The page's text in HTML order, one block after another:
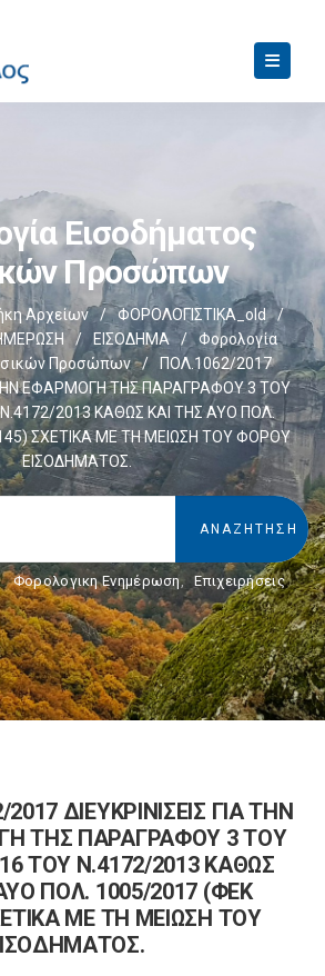
Εισοδήματος
Προσώπων
Αρχείων / ΦΟΡΟΛΟΓΙΣΤΙΚΑ_old
/
/ ΕΙΣΟΔΗΜΑ /
Φορολογία
Προσώπων
/
ΠΟΛ.1062/2017
ΤΗΝ ΕΦΑΡΜΟΓΗ ΤΗΣ ΠΑΡΑΓΡΑΦΟΥ 3 ΤΟΥ
2013 ΚΑΘΩΣ ΚΑΙ ΤΗΣ ΑΥΟ ΠΟΛ.
ΣΧΕΤΙΚΑ ΜΕ ΤΗ ΜΕΙΩΣΗ ΤΟΥ ΦΟΡΟΥ
ΕΙΣΟΔΗΜΑΤΟΣ.
Φορολογικη Ενημέρωση, Επιχειρήσεις
ΔΙΕΥΚΡΙΝΙΣΕΙΣ ΓΙΑ ΤΗΝ
ΤΗΣ ΠΑΡΑΓΡΑΦΟΥ 3 ΤΟΥ
ΤΟΥ Ν.4172/2013 ΚΑΘΩΣ
ΠΟΛ. 1005/2017 (ΦΕΚ
ΜΕ ΤΗ ΜΕΙΩΣΗ ΤΟΥ